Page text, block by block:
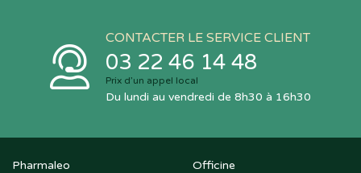
CONTACTER LE SERVICE CLIENT
03 22 46 14 48
Prix d’un appel local
Du lundi au vendredi de 8h30 à 16h30
Pharmaleo Officine